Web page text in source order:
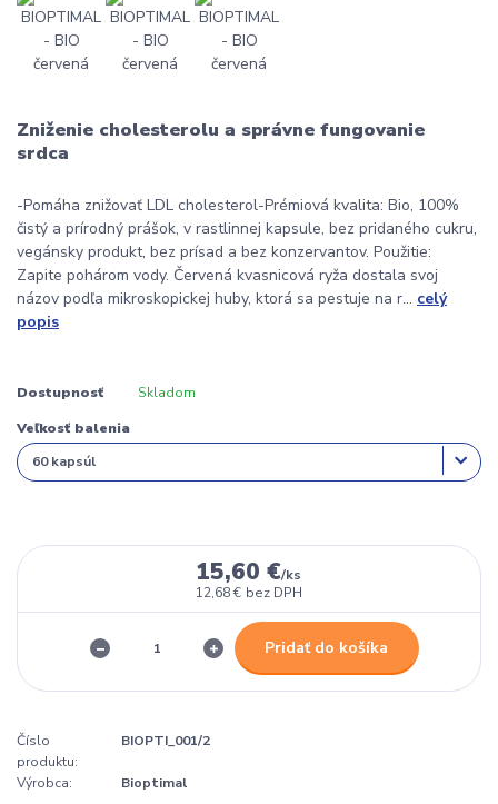
Zniženie cholesterolu a správne fungovanie
srdca
-Pomáha znižovať LDL cholesterol-Prémiová kvalita: Bio, 100%
čistý a prírodný prášok, v rastlinnej kapsule, bez pridaného cukru,
vegánsky produkt, bez prísad a bez konzervantov. Použitie:
Zapite pohárom vody. Červená kvasnicová ryža dostala svoj
názov podľa mikroskopickej huby, ktorá sa pestuje na r... celý
popis
Dostupnosť Skladom
Veľkosť balenia
15,60 €/ks
12,68 € bez DPH
Pridať do košíka
Číslo
produktu:
BIOPTI_001/2
Výrobca: Bioptimal